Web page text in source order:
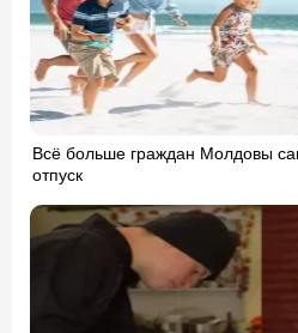
Всё больше граждан Молдовы
отпуск